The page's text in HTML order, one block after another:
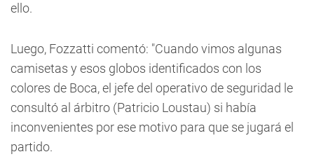
ello.
Luego, Fozzatti comentó: "Cuando vimos algunas
camisetas y esos globos identificados con los
colores de Boca, el jefe del operativo de seguridad le
consultó al árbitro (Patricio Loustau) si había
inconvenientes por ese motivo para que se jugará el
partido.